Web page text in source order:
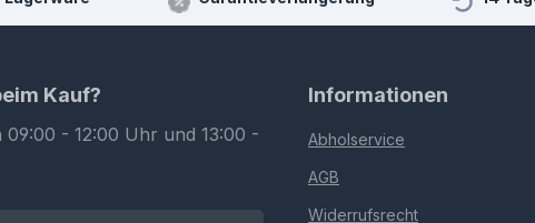
Kauf?
- 12:00 Uhr und 13:00 -
Informationen
Abholservice
AGB
Widerrufsrecht